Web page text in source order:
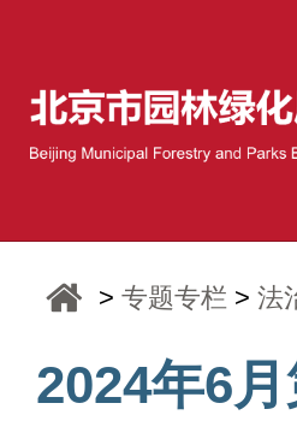
>专题专栏 >法
2024年6